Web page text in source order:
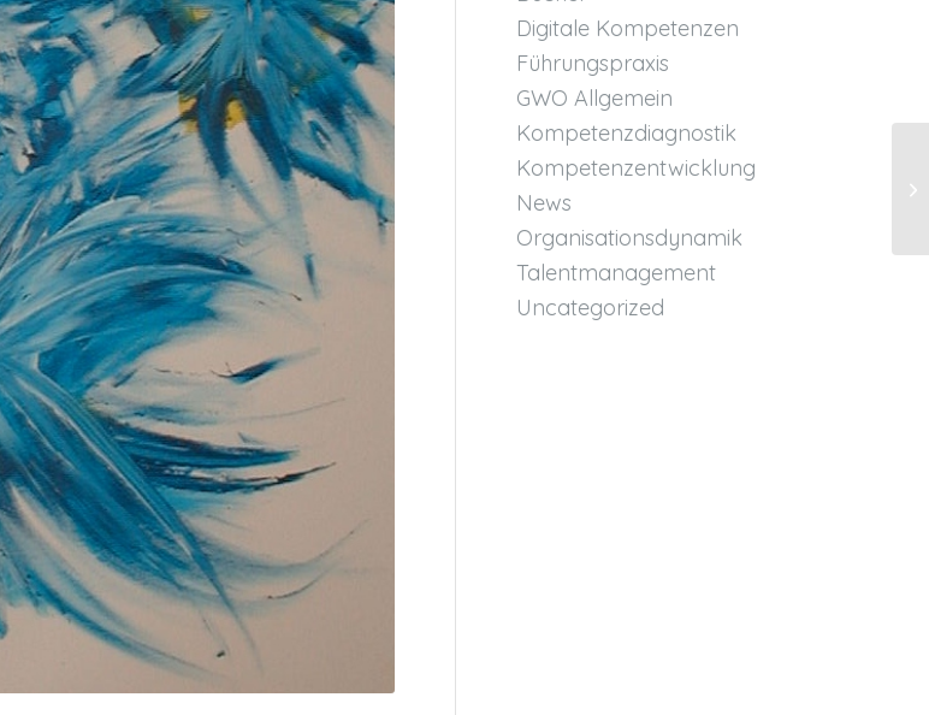
Digitale Kompetenzen
Führungspraxis
GWO Allgemein
Kompetenzdiagnostik
Kompetenzentwicklung
News
Organisationsdynamik
Talentmanagement
Uncategorized